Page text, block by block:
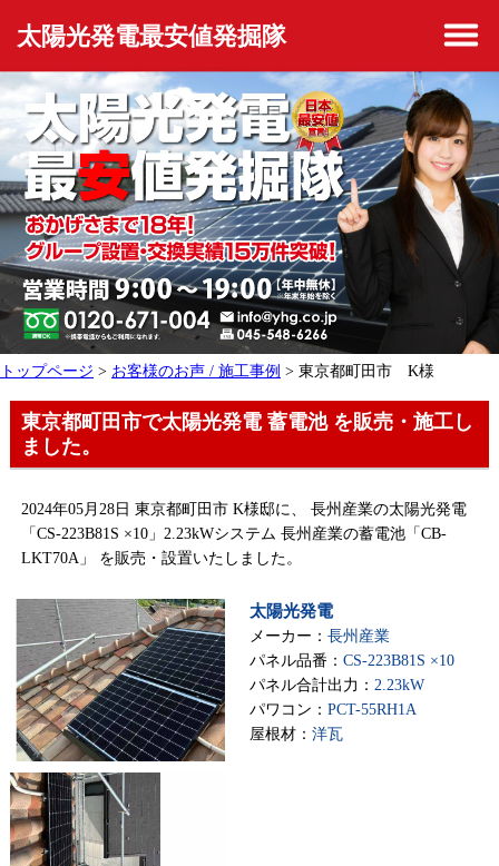
太陽光発電最安値発掘隊
トップページ > お客様のお声 / 施工事例 > 東京都町田市 K様
東京都町田市で太陽光発電 蓄電池 を販売・施工し
ました。
2024年05月28日 東京都町田市 K様邸に、 長州産業の太陽光発電
「CS-223B81S ×10」2.23kWシステム 長州産業の蓄電池「CB-
LKT70A」 を販売・設置いたしました。
太陽光発電
メーカー： 長州産業
パネル品番： CS-223B81S ×10
パネル合計出力： 2.23kW
パワコン： PCT-55RH1A
屋根材： 洋瓦